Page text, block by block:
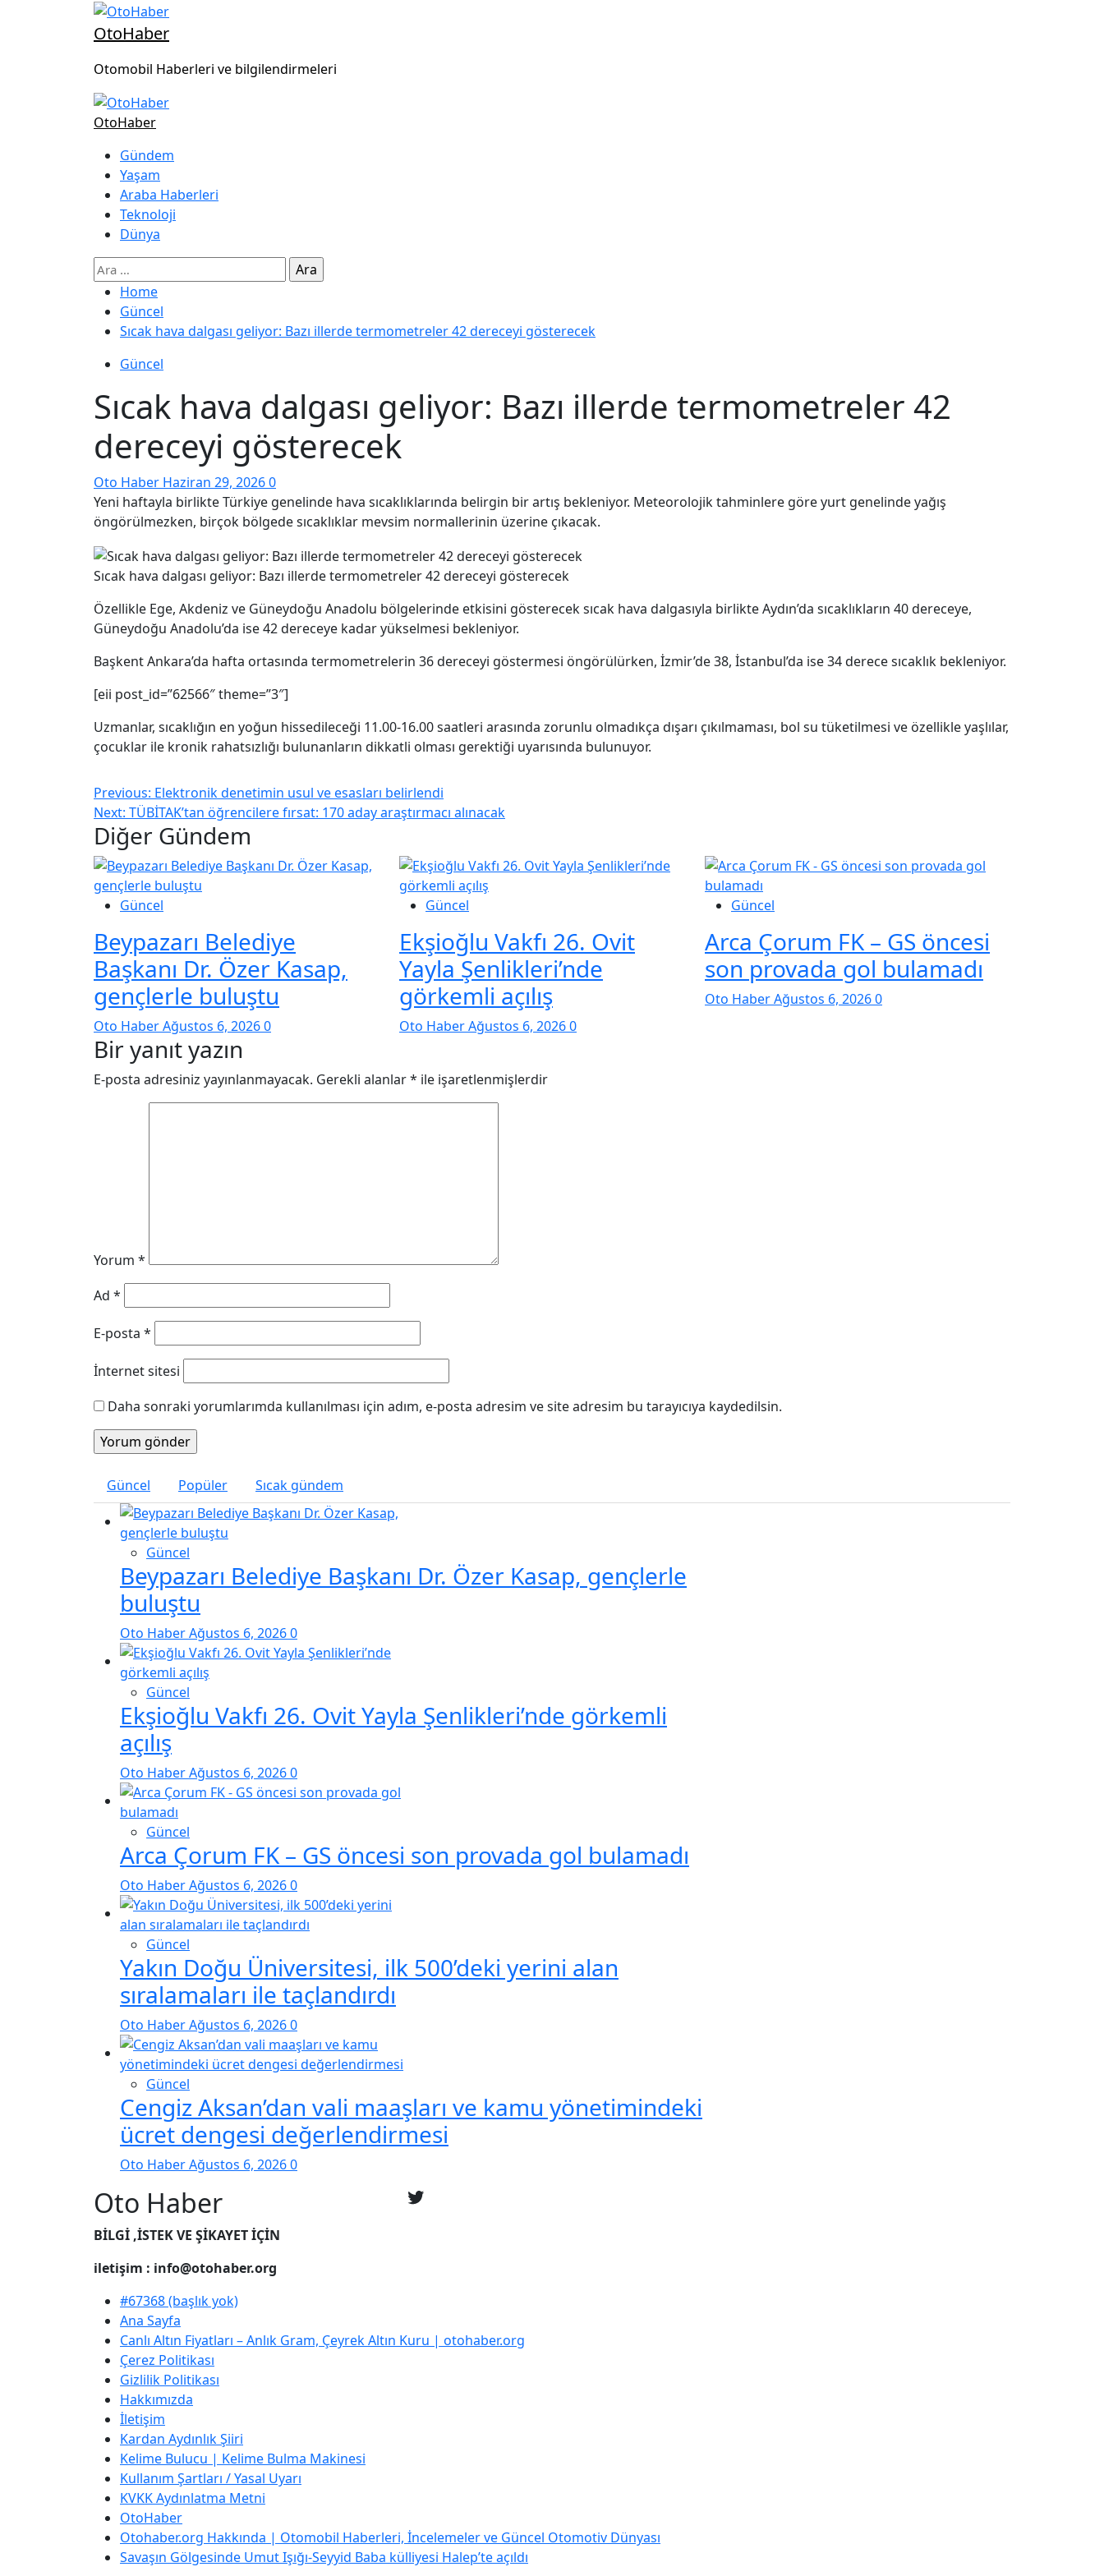
OtoHaber
Otomobil Haberleri ve bilgilendirmeleri
OtoHaber
Gündem
Yaşam
Araba Haberleri
Teknoloji
Dünya
Home
Güncel
Sıcak hava dalgası geliyor: Bazı illerde termometreler 42 dereceyi gösterecek
Güncel
Sıcak hava dalgası geliyor: Bazı illerde termometreler 42
dereceyi gösterecek
Oto Haber Haziran 29, 20260
Yeni haftayla birlikte Türkiye genelinde hava sıcaklıklarında belirgin bir artış bekleniyor. Meteorolojik tahminlere göre yurt genelinde yağış
öngörülmezken, birçok bölgede sıcaklıklar mevsim normallerinin üzerine çıkacak.
Sıcak hava dalgası geliyor: Bazı illerde termometreler 42 dereceyi gösterecek
Özellikle Ege, Akdeniz ve Güneydoğu Anadolu bölgelerinde etkisini gösterecek sıcak hava dalgasıyla birlikte Aydın’da sıcaklıkların 40 dereceye,
Güneydoğu Anadolu’da ise 42 dereceye kadar yükselmesi bekleniyor.
Başkent Ankara’da hafta ortasında termometrelerin 36 dereceyi göstermesi öngörülürken, İzmir’de 38, İstanbul’da ise 34 derece sıcaklık bekleniyor.
[eii post_id=”62566″ theme=”3″]
Uzmanlar, sıcaklığın en yoğun hissedileceği 11.00-16.00 saatleri arasında zorunlu olmadıkça dışarı çıkılmaması, bol su tüketilmesi ve özellikle yaşlılar,
çocuklar ile kronik rahatsızlığı bulunanların dikkatli olması gerektiği uyarısında bulunuyor.
Previous: Elektronik denetimin usul ve esasları belirlendi
Next: TÜBİTAK’tan öğrencilere fırsat: 170 aday araştırmacı alınacak
Diğer Gündem
Güncel
Beypazarı Belediye
Başkanı Dr. Özer Kasap,
gençlerle buluştu
Oto HaberAğustos 6, 20260
Güncel
Ekşioğlu Vakfı 26. Ovit
Yayla Şenlikleri’nde
görkemli açılış
Oto HaberAğustos 6, 20260
Güncel
Arca Çorum FK – GS öncesi
son provada gol bulamadı
Oto HaberAğustos 6, 20260
Bir yanıt yazın
E-posta adresiniz yayınlanmayacak. Gerekli alanlar* ile işaretlenmişlerdir
Yorum *
Ad *
E-posta *
İnternet sitesi
Daha sonraki yorumlarımda kullanılması için adım, e-posta adresim ve site adresim bu tarayıcıya kaydedilsin.
Güncel Popüler Sıcak gündem
Güncel
Beypazarı Belediye Başkanı Dr. Özer Kasap, gençlerle
buluştu
Oto HaberAğustos 6, 20260
Güncel
Ekşioğlu Vakfı 26. Ovit Yayla Şenlikleri’nde görkemli
açılış
Oto HaberAğustos 6, 20260
Güncel
Arca Çorum FK – GS öncesi son provada gol bulamadı
Oto HaberAğustos 6, 20260
Güncel
Yakın Doğu Üniversitesi, ilk 500’deki yerini alan
sıralamaları ile taçlandırdı
Oto HaberAğustos 6, 20260
Güncel
Cengiz Aksan’dan vali maaşları ve kamu yönetimindeki
ücret dengesi değerlendirmesi
Oto HaberAğustos 6, 20260
Oto Haber
BİLGİ ,İSTEK VE ŞİKAYET İÇİN
iletişim : info@otohaber.org
#67368 (başlık yok)
Ana Sayfa
Canlı Altın Fiyatları – Anlık Gram, Çeyrek Altın Kuru | otohaber.org
Çerez Politikası
Gizlilik Politikası
Hakkımızda
İletişim
Kardan Aydınlık Şiiri
Kelime Bulucu | Kelime Bulma Makinesi
Kullanım Şartları / Yasal Uyarı
KVKK Aydınlatma Metni
OtoHaber
Otohaber.org Hakkında | Otomobil Haberleri, İncelemeler ve Güncel Otomotiv Dünyası
Savaşın Gölgesinde Umut Işığı-Seyyid Baba külliyesi Halep’te açıldı